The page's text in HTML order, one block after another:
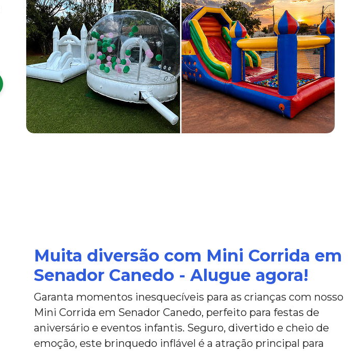
Muita diversão com Mini Corrida em
Senador Canedo - Alugue agora!
Garanta momentos inesquecíveis para as crianças com nosso
Mini Corrida em Senador Canedo, perfeito para festas de
aniversário e eventos infantis. Seguro, divertido e cheio de
emoção, este brinquedo inflável é a atração principal para